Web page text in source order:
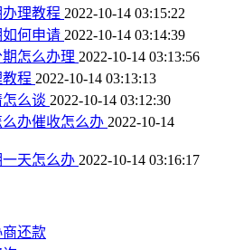
理教程 2022-10-14 03:15:22
何申请 2022-10-14 03:14:39
怎么办理 2022-10-14 03:13:56
程 2022-10-14 03:13:13
么谈 2022-10-14 03:12:30
办催收怎么办 2022-10-14
天怎么办 2022-10-14 03:16:17
还款